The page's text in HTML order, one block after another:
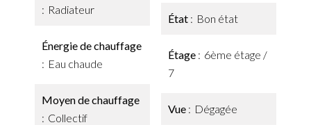
Radiateur
Énergie de chauffage
Eau chaude
Moyen de chauffage
Collectif
État Bon état
Étage
6ème étage /
7
Vue Dégagée